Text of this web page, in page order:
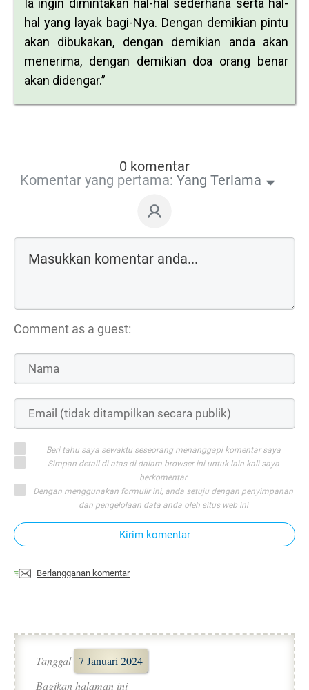
Ia ingin dimintakan hal-hal sederhana serta hal-
hal yang layak bagi-Nya. Dengan demikian pintu
akan dibukakan, dengan demikian anda akan
menerima, dengan demikian doa orang benar
akan didengar.”
0 komentar
Komentar yang pertama: Yang Terlama
Comment as a guest:
Beri tahu saya sewaktu seseorang menanggapi komentar saya
Simpan detail di atas di dalam browser ini untuk lain kali saya
berkomentar
Dengan menggunakan formulir ini, anda setuju dengan penyimpanan
dan pengelolaan data anda oleh situs web ini
Kirim komentar
Berlangganan komentar
Tanggal 7 Januari 2024
Bagikan halaman ini